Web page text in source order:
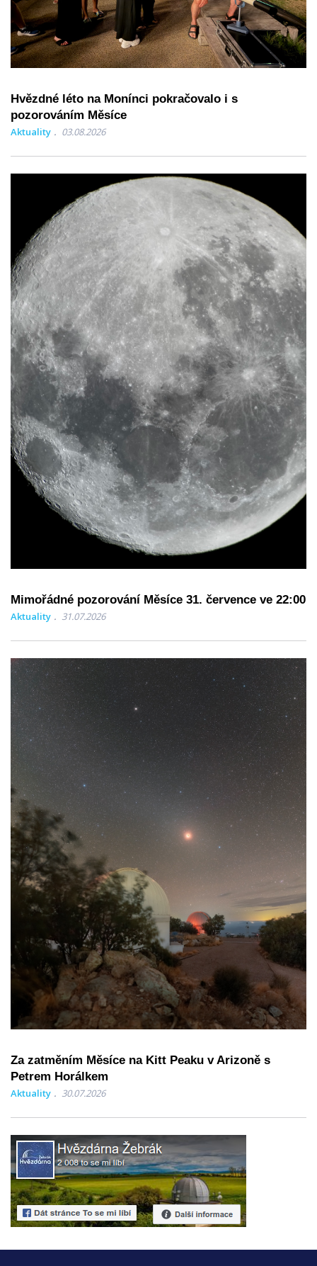
Hvězdné léto na Monínci pokračovalo i s
pozorováním Měsíce
Aktuality 03.08.2026
Mimořádné pozorování Měsíce 31. července ve 22:00
Aktuality 31.07.2026
Za zatměním Měsíce na Kitt Peaku v Arizoně s
Petrem Horálkem
Aktuality 30.07.2026